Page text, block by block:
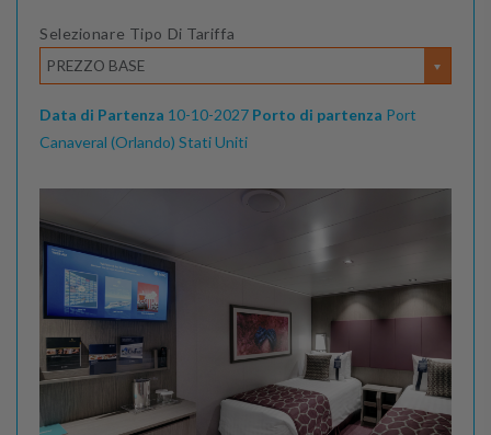
Selezionare Tipo Di Tariffa
PREZZO BASE
Data di Partenza 10-10-2027 Porto di partenza Port
Canaveral (Orlando) Stati Uniti